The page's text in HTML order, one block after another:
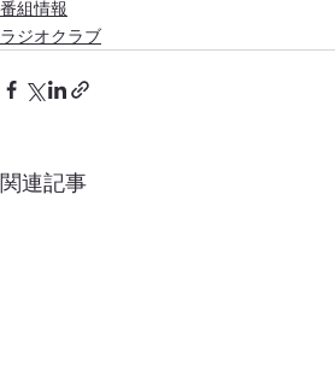
番組情報
ラジオクラブ
関連記事